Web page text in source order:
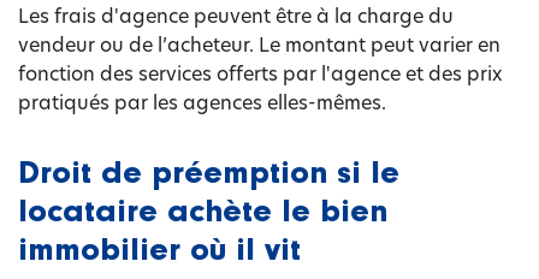
Les frais d'agence peuvent être à la charge du
vendeur ou de l’acheteur. Le montant peut varier en
fonction des services offerts par l'agence et des prix
pratiqués par les agences elles-mêmes.
Droit de préemption si le
locataire achète le bien
immobilier où il vit